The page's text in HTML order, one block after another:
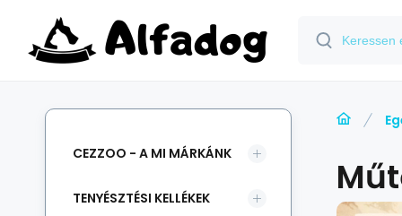
CEZZOO - A MI MÁRKÁNK
TENYÉSZTÉSI KELLÉKEK